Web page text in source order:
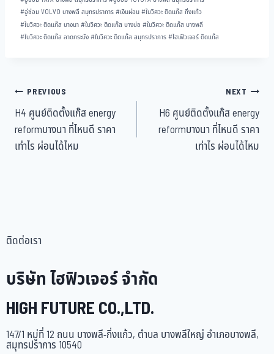
#อู่ซ่อม VOLVO บางพลี สมุทรปราการ#เงินผ่อน#ใบวิศวะ ติดแก๊ส กิ่งแก้ว
#ใบวิศวะ ติดแก๊ส บางนา#ใบวิศวะ ติดแก๊ส บางบ่อ #ใบวิศวะ ติดแก๊ส บางพลี
#ใบวิศวะ ติดแก๊ส ลาดกระบัง#ใบวิศวะ ติดแก๊ส สมุทรปราการ#ไฮเฟิวเจอร์ ติดแก๊ส
PREVIOUS
H4 ศูนย์ติดตั้งแก๊ส energy
reformบางนา ที่ไหนดี ราคา
เท่าไร ผ่อนได้ไหม
NEXT
H6 ศูนย์ติดตั้งแก๊ส energy
reformบางนา ที่ไหนดี ราคา
เท่าไร ผ่อนได้ไหม
ติดต่อเรา
บริษัท ไฮฟิวเจอร์ จำกัด
HIGH FUTURE CO.,LTD.
147/1 หมู่ที่ 12 ถนน บางพลี-กิ่งแก้ว, ตำบล บางพลีใหญ่ อำเภอบางพลี,
สมุทรปราการ 10540